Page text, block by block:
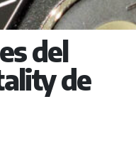
del
de